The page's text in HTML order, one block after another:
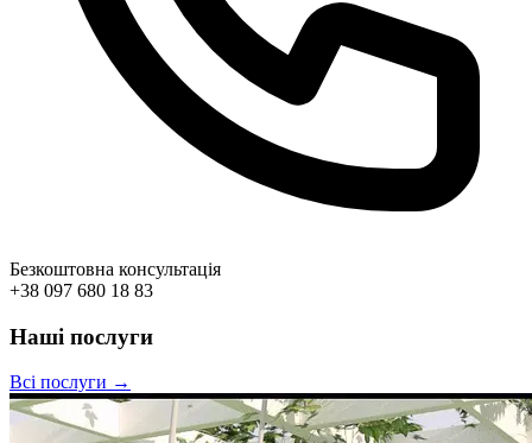
Безкоштовна консультація
+38 097 680 18 83
Наші послуги
Всі послуги →